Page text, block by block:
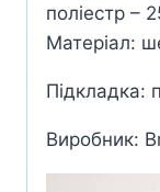
поліестр –
Матеріал:
Підкладка:
Виробник: